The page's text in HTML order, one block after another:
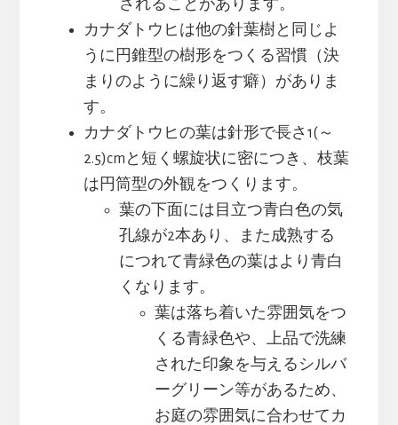
されることがあります。
カナダトウヒは他の針葉樹と同じよ
うに円錐型の樹形をつくる習慣（決
まりのように繰り返す癖）がありま
す。
カナダトウヒの葉は針形で長さ1(～
2.5)cmと短く螺旋状に密につき、枝葉
は円筒型の外観をつくります。
葉の下面には目立つ青白色の気
孔線が2本あり、また成熟する
につれて青緑色の葉はより青白
くなります。
葉は落ち着いた雰囲気をつ
くる青緑色や、上品で洗練
された印象を与えるシルバ
ーグリーン等があるため、
お庭の雰囲気に合わせてカ